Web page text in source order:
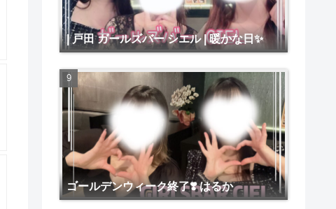
| 戸田 ガールズバー シエル | 暖かな日✨️
ゴールデンウィーク終了❣️ はるか